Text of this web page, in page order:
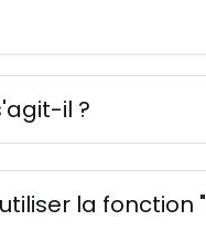
il ?
la fonction